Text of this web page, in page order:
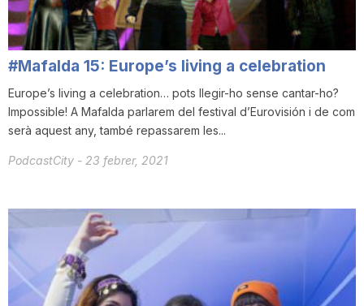
T
a
#Mafalda 15: Europe’s living a celebration
Europe’s living a celebration… pots llegir-ho sense cantar-ho?
Impossible! A Mafalda parlarem del festival d’Eurovisión i de com
serà aquest any, també repassarem les...
PodcastCity - 23 febrer, 2021